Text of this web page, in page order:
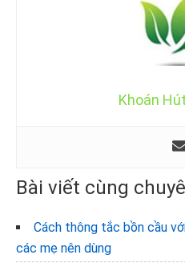
Khoán
Bài viết cùng
Cách thông tắc bồn cầu
các mẹ nên dùng